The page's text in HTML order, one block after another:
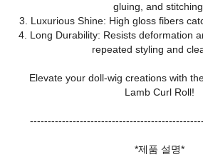
gluing, and
3. Luxurious Shine: High gloss fibers
4. Long Durability: Resists deformation
repeated styling and
Elevate your doll‑wig creations with
Lamb Curl Roll!
*제품 설명*